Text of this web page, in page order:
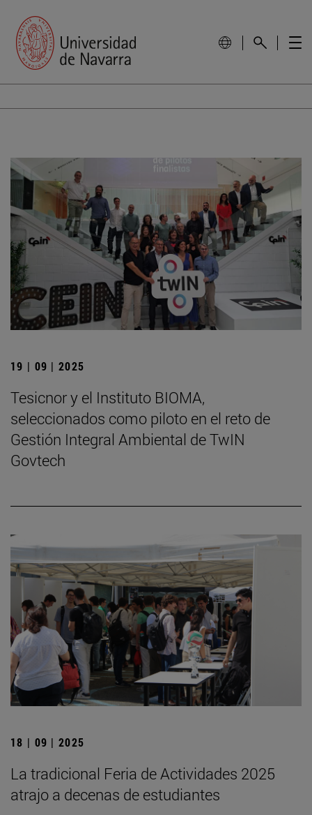
19 | 09 | 2025
Tesicnor y el Instituto BIOMA,
seleccionados como piloto en el reto de
Gestión Integral Ambiental de TwIN
Govtech
18 | 09 | 2025
La tradicional Feria de Actividades 2025
atrajo a decenas de estudiantes